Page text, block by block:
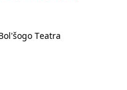
Teatra